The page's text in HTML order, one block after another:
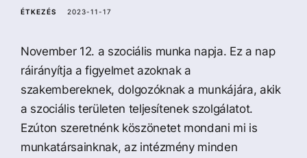
ÉTKEZÉS 2023-11-17
November 12. a szociális munka napja. Ez a nap
ráirányítja a figyelmet azoknak a
szakembereknek, dolgozóknak a munkájára, akik
a szociális területen teljesítenek szolgálatot.
Ezúton szeretnénk köszönetet mondani mi is
munkatársainknak, az intézmény minden